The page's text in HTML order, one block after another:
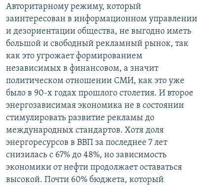
Авторитарному режиму, который
заинтересован в информационном управлении
и дезориентации общества, не выгодно иметь
большой и свободный рекламный рынок, так
как это угрожает формированием
независимых в финансовом, а значит
политическом отношении СМИ, как это уже
было в 90-х годах прошлого столетия. И второе
энергозависимая экономика не в состоянии
стимулировать развитие рекламы до
международных стандартов. Хотя доля
энергоресурсов в ВВП за последнее 7 лет
снизилась с 67% до 48%, но зависимость
экономики от нефти продолжает оставаться
высокой. Почти 60% бюджета, который